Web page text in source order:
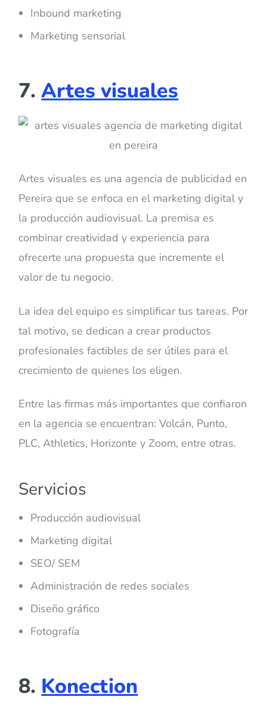
Inbound marketing
Marketing sensorial
7. Artes visuales
Artes visuales es una agencia de publicidad en
Pereira que se enfoca en el marketing digital y
la producción audiovisual. La premisa es
combinar creatividad y experiencia para
ofrecerte una propuesta que incremente el
valor de tu negocio.
La idea del equipo es simplificar tus tareas. Por
tal motivo, se dedican a crear productos
profesionales factibles de ser útiles para el
crecimiento de quienes los eligen.
Entre las firmas más importantes que confiaron
en la agencia se encuentran: Volcán, Punto,
PLC, Athletics, Horizonte y Zoom, entre otras.
Servicios
Producción audiovisual
Marketing digital
SEO/ SEM
Administración de redes sociales
Diseño gráfico
Fotografía
8. Konection